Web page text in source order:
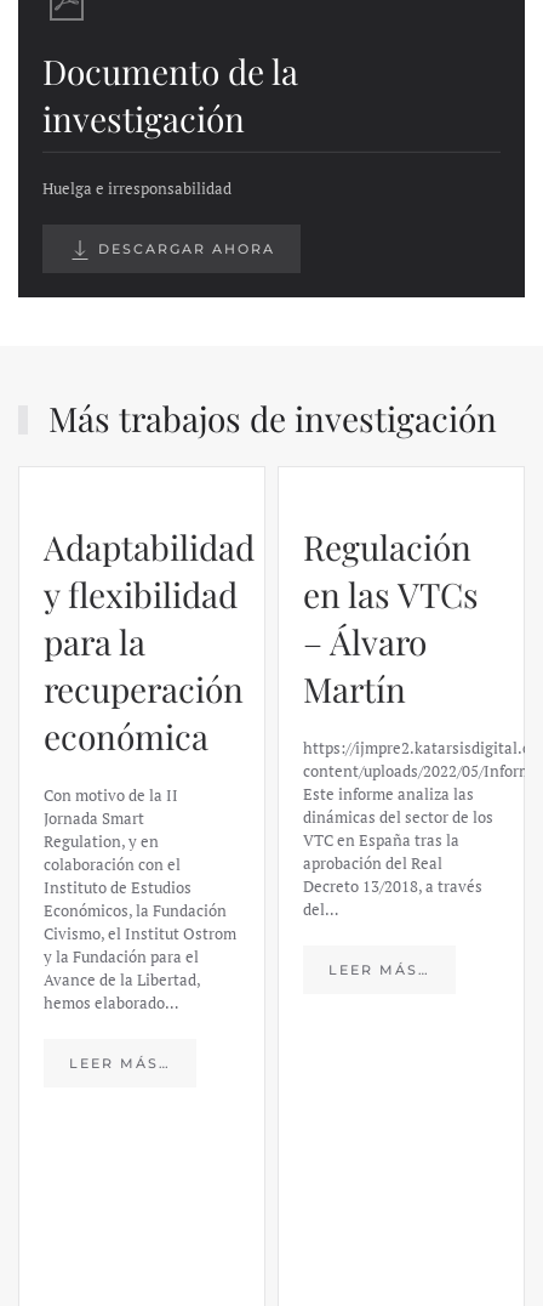
Documento de la
investigación
Huelga e irresponsabilidad
DESCARGAR AHORA
Más trabajos de investigación
Adaptabilidad
y flexibilidad
para la
recuperación
económica
Con motivo de la II
Jornada Smart
Regulation, y en
colaboración con el
Instituto de Estudios
Económicos, la Fundación
Civismo, el Institut Ostrom
y la Fundación para el
Avance de la Libertad,
hemos elaborado…
LEER MÁS…
Regulación
en las VTCs
– Álvaro
Martín
https://
content/uploads/2022/05/
Este informe analiza las
dinámicas del sector de los
VTC en España tras la
aprobación del Real
Decreto 13/2018, a través
del…
LEER MÁS…